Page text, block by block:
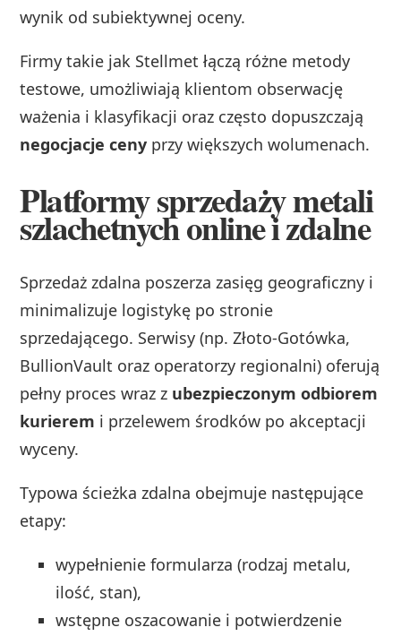
wynik od subiektywnej oceny.
Firmy takie jak Stellmet łączą różne metody
testowe, umożliwiają klientom obserwację
ważenia i klasyfikacji oraz często dopuszczają
negocjacje ceny przy większych wolumenach.
Platformy sprzedaży metali
szlachetnych online i zdalne
Sprzedaż zdalna poszerza zasięg geograficzny i
minimalizuje logistykę po stronie
sprzedającego. Serwisy (np. Złoto-Gotówka,
BullionVault oraz operatorzy regionalni) oferują
pełny proces wraz z ubezpieczonym odbiorem
kurierem i przelewem środków po akceptacji
wyceny.
Typowa ścieżka zdalna obejmuje następujące
etapy:
wypełnienie formularza (rodzaj metalu,
ilość, stan),
wstępne oszacowanie i potwierdzenie